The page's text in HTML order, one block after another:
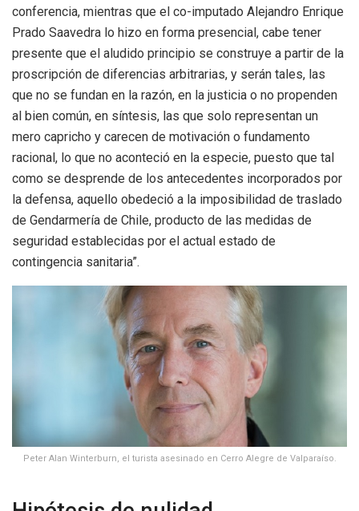
conferencia, mientras que el co-imputado Alejandro Enrique
Prado Saavedra lo hizo en forma presencial, cabe tener
presente que el aludido principio se construye a partir de la
proscripción de diferencias arbitrarias, y serán tales, las
que no se fundan en la razón, en la justicia o no propenden
al bien común, en síntesis, las que solo representan un
mero capricho y carecen de motivación o fundamento
racional, lo que no aconteció en la especie, puesto que tal
como se desprende de los antecedentes incorporados por
la defensa, aquello obedeció a la imposibilidad de traslado
de Gendarmería de Chile, producto de las medidas de
seguridad establecidas por el actual estado de
contingencia sanitaria”.
Peter Alan Winterburn, el turista asesinado en Cerro Alegre de Valparaíso.